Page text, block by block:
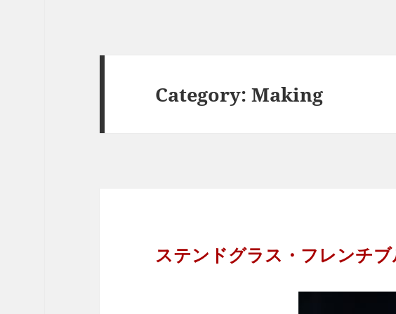
Category:Making
ステンドグラス・フレンチ